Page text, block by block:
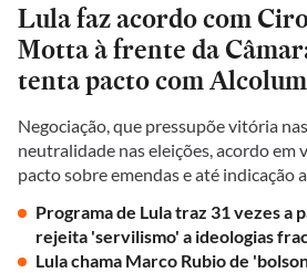
Lula faz acordo com
Motta à frente da
tenta pacto com
Negociação, que pressupõe vitória
neutralidade nas eleições, acordo em
pacto sobre emendas e até indicação
Programa de Lula traz 31 vezes a
rejeita 'servilismo' a ideologias
Lula chama Marco Rubio de